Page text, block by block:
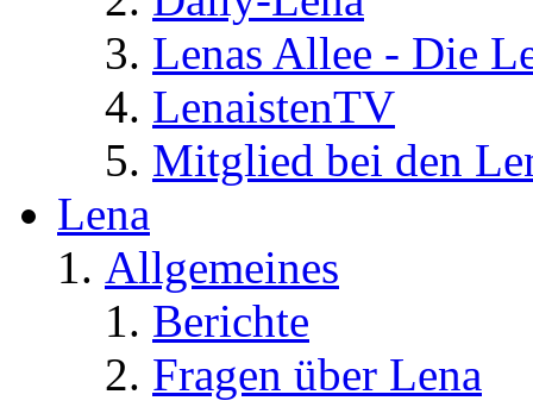
Lenas Allee - Die
LenaistenTV
Mitglied bei den
Lena
Allgemeines
Berichte
Fragen über Lena